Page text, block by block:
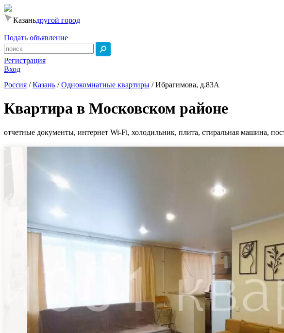
Казаньдругой город
Подать объявление
Регистрация
Вход
Россия /Казань /Однокомнатные квартиры /Ибрагимова, д.83А
Квартира в Московском районе
отчетные документы, интернет Wi-Fi, холодильник, плита, стиральная машина,